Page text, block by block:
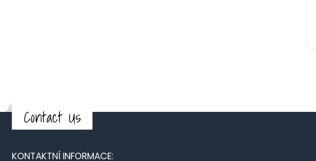
Contact Us
KONTAKTNÍ INFORMACE: